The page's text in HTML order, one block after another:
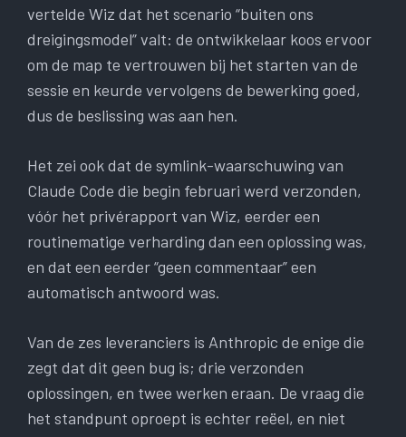
vertelde Wiz dat het scenario “buiten ons
dreigingsmodel” valt: de ontwikkelaar koos ervoor
om de map te vertrouwen bij het starten van de
sessie en keurde vervolgens de bewerking goed,
dus de beslissing was aan hen.
Het zei ook dat de symlink-waarschuwing van
Claude Code die begin februari werd verzonden,
vóór het privérapport van Wiz, eerder een
routinematige verharding dan een oplossing was,
en dat een eerder “geen commentaar” een
automatisch antwoord was.
Van de zes leveranciers is Anthropic de enige die
zegt dat dit geen bug is; drie verzonden
oplossingen, en twee werken eraan. De vraag die
het standpunt oproept is echter reëel, en niet